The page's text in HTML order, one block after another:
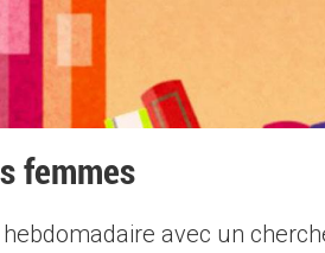
femmes
avec un